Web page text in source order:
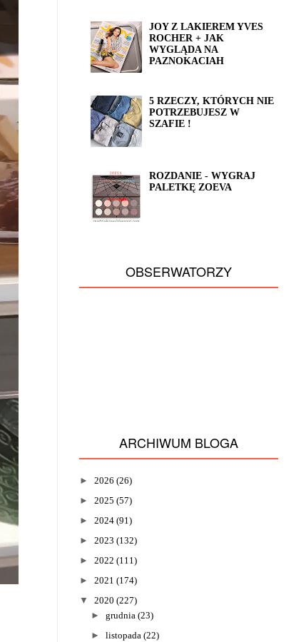
JOY Z LAKIEREM YVES
ROCHER + JAK
WYGLĄDA NA
PAZNOKACIAH
5 RZECZY, KTÓRYCH NIE
POTRZEBUJESZ W
SZAFIE !
ROZDANIE - WYGRAJ
PALETKĘ ZOEVA
OBSERWATORZY
ARCHIWUM BLOGA
► 2026 (26)
► 2025 (57)
► 2024 (91)
► 2023 (132)
► 2022 (111)
► 2021 (174)
▼
2020 (227)
► grudnia (23)
► listopada (22)